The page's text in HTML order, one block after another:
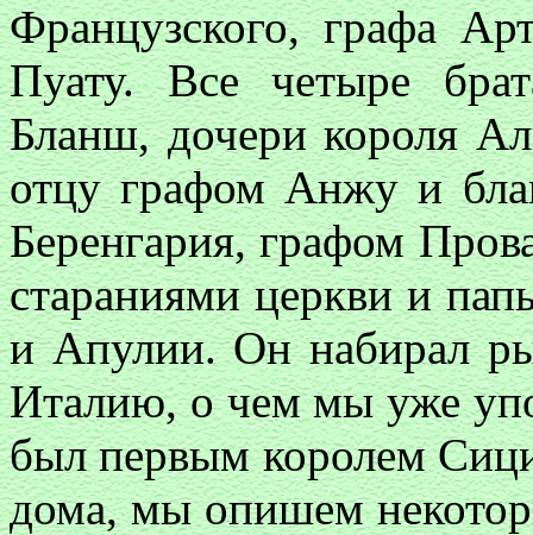
Французского, графа
Пуату. Все четыре
Бланш, дочери короля
отцу графом Анжу и
Беренгария, графом
стараниями церкви и
и Апулии. Он набирал
Италию, о чем мы уже
был первым королем
дома, мы опишем